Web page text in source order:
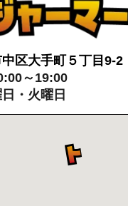
区大手町５丁目9-2
～19:00
・火曜日